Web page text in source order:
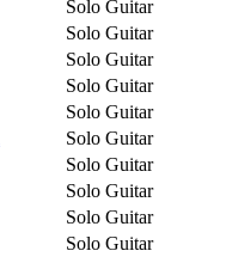
Solo Guitar
Solo Guitar
Solo Guitar
Solo Guitar
Solo Guitar
Solo Guitar
Solo Guitar
Solo Guitar
Solo Guitar
Solo Guitar